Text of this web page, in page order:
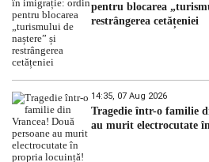
pentru blocarea
restrângerea cetățeniei
14:35, 07 Aug 2026
Tragedie într-o familie
au murit electrocutate